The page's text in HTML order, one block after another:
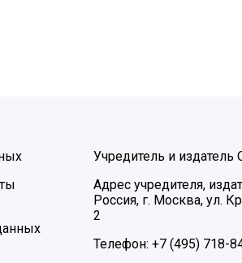
Учредитель и
Адрес учредителя,
Россия, г. Москва, ул.
2
Телефон: +7 (495) 718-